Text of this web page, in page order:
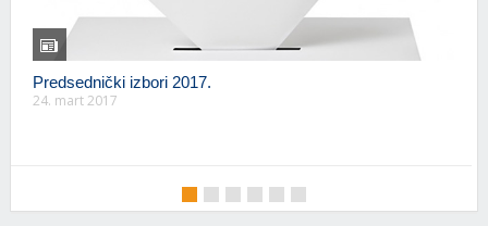
Predsednički izbori 2017.
24. mart 2017